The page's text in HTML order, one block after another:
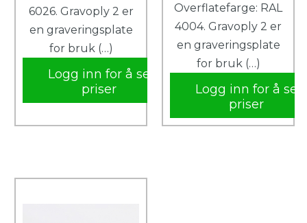
6026. Gravoply 2 er
en graveringsplate
for bruk (…)
Logg inn for å se
priser
Overflatefarge: RAL
4004. Gravoply 2 er
en graveringsplate
for bruk (…)
Logg inn for å se
priser